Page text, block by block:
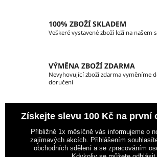
p
i
u
100% ZBOŽÍ SKLADEM
Veškeré vystavené zboží leží na našem
VÝMĚNA ZBOŽÍ ZDARMA
Nevyhovující zboží zdarma vyměníme
doručení
Získejte slevu 100 Kč na první
Přibližně 1x měsíčně vás informujeme o
zajímavých akcích. Přihlášením
obchodních sdělení a se zpracováním